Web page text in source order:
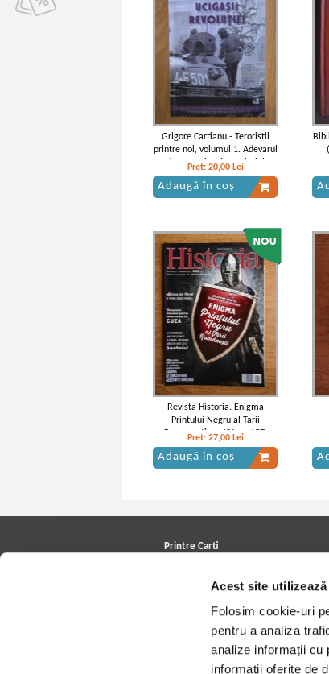
Acest site
Folosim cookie-uri
pentru a analiza
analize informații cu
informații oferite de
Grigore Cartianu - Teroristii
printre noi, volumul 1. Adevarul
despre ucigasii revolutiei
Pret: 20,00 Lei
Adaugă în coș
Revista Historia. Enigma
Printului Negru al Tarii
Romanesti, an XV, nr. 157,
februarie 2015
Pret: 27,00 Lei
Adaugă în coș
Printre Carti
Cele mai căutate cărți
Blog Printre Carti